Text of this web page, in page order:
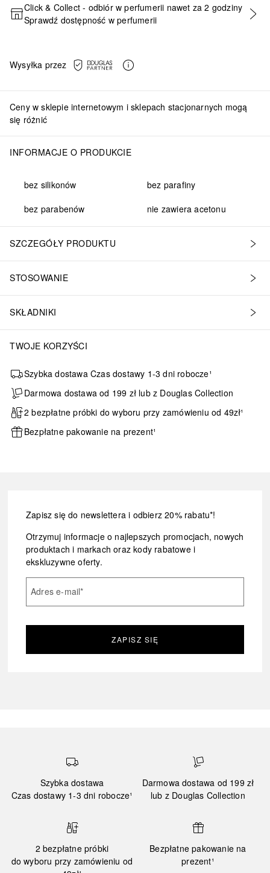
DODAJ DO KOSZYKA
Click & Collect - odbiór w perfumerii nawet za 2 godziny
Sprawdź dostępność w perfumerii
Wysyłka przez
Ceny w sklepie internetowym i sklepach stacjonarnych mogą
się różnić
INFORMACJE O PRODUKCIE
bez silikonów
bez parafiny
bez parabenów
nie zawiera acetonu
SZCZEGÓŁY PRODUKTU
STOSOWANIE
SKŁADNIKI
TWOJE KORZYŚCI
Szybka dostawa Czas dostawy 1-3 dni robocze¹
Darmowa dostawa od 199 zł lub z Douglas Collection
2 bezpłatne próbki do wyboru przy zamówieniu od 49zł¹
Bezpłatne pakowanie na prezent¹
Zapisz się do newslettera i odbierz 20% rabatu*!
Otrzymuj informacje o najlepszych promocjach, nowych
produktach i markach oraz kody rabatowe i
ekskluzywne oferty.
Adres e-mail*
ZAPISZ SIĘ
Szybka dostawa
Czas dostawy 1-3 dni robocze¹
Darmowa dostawa od 199 zł
lub z Douglas Collection
2 bezpłatne próbki
do wyboru przy zamówieniu od
Bezpłatne pakowanie na
prezent¹